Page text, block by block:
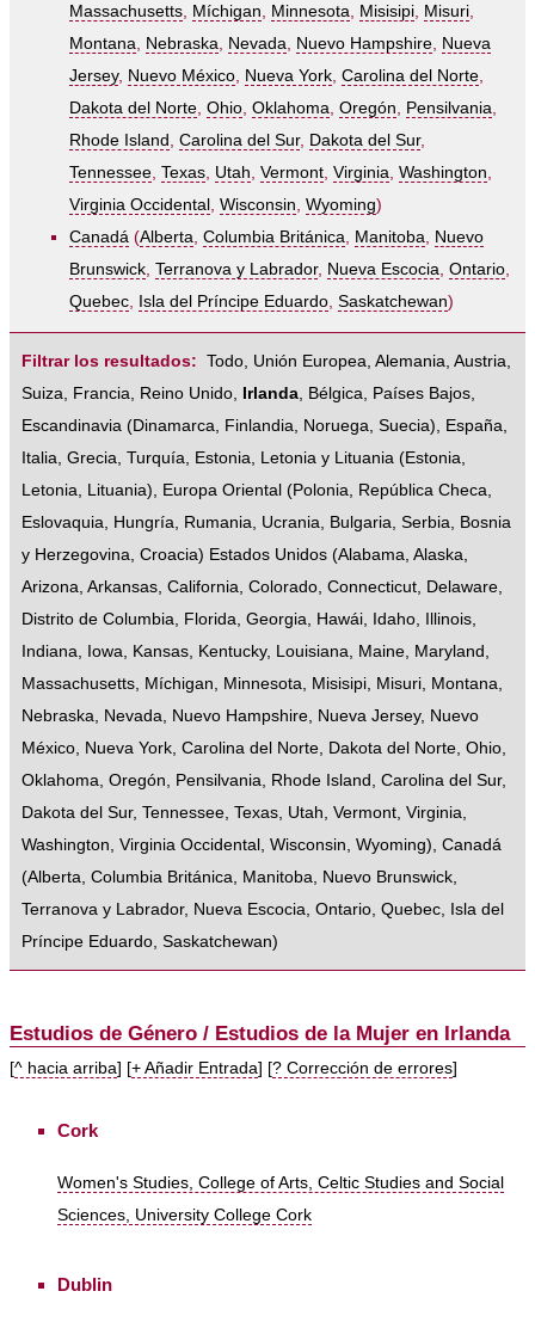
Massachusetts, Míchigan, Minnesota, Misisipi, Misuri,
Montana, Nebraska, Nevada, Nuevo Hampshire, Nueva
Jersey, Nuevo México, Nueva York, Carolina del Norte,
Dakota del Norte, Ohio, Oklahoma, Oregón, Pensilvania,
Rhode Island , Carolina del Sur, Dakota del Sur,
Tennessee, Texas, Utah, Vermont, Virginia, Washington,
Virginia Occidental , Wisconsin, Wyoming)
Canadá (Alberta, Columbia Británica, Manitoba, Nuevo
Brunswick, Terranova y Labrador, Nueva Escocia, Ontario,
Quebec, Isla del Príncipe Eduardo, Saskatchewan)
Filtrar los resultados: Todo, Unión Europea, Alemania, Austria,
Suiza, Francia, Reino Unido, Irlanda, Bélgica, Países Bajos,
Escandinavia (Dinamarca, Finlandia, Noruega, Suecia), España,
Italia, Grecia, Turquía, Estonia, Letonia y Lituania (Estonia,
Letonia, Lituania), Europa Oriental (Polonia, República Checa,
Eslovaquia, Hungría, Rumania, Ucrania, Bulgaria, Serbia, Bosnia
y Herzegovina, Croacia) Estados Unidos (Alabama, Alaska,
Arizona, Arkansas, California, Colorado, Connecticut, Delaware,
Distrito de Columbia, Florida, Georgia, Hawái, Idaho, Illinois,
Indiana, Iowa, Kansas, Kentucky, Louisiana, Maine, Maryland ,
Massachusetts, Míchigan, Minnesota, Misisipi, Misuri, Montana,
Nebraska, Nevada, Nuevo Hampshire, Nueva Jersey, Nuevo
México, Nueva York, Carolina del Norte, Dakota del Norte, Ohio,
Oklahoma, Oregón, Pensilvania, Rhode Island , Carolina del Sur,
Dakota del Sur, Tennessee, Texas, Utah, Vermont, Virginia,
Washington, Virginia Occidental , Wisconsin, Wyoming), Canadá
(Alberta, Columbia Británica, Manitoba, Nuevo Brunswick,
Terranova y Labrador, Nueva Escocia, Ontario, Quebec, Isla del
Príncipe Eduardo, Saskatchewan)
Estudios de Género / Estudios de la Mujer en Irlanda
[^ hacia arriba] [+ Añadir Entrada] [? Corrección de errores]
Cork
Women's Studies, College of Arts, Celtic Studies and Social
Sciences, University College Cork
Dublin